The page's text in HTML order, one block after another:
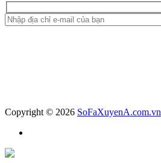
Copyright © 2026 SoFaXuyenA.com.vn